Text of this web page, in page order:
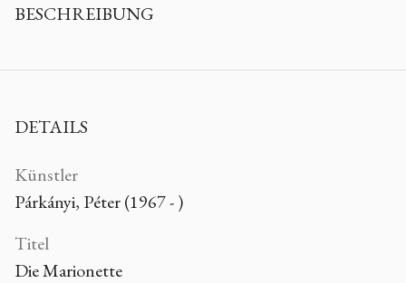
BESCHREIBUNG
DETAILS
Künstler
Párkányi, Péter (1967 - )
Titel
Die Marionette